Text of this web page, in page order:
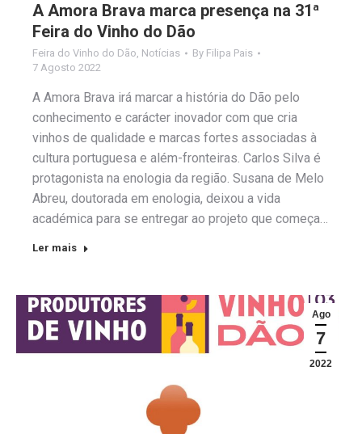
A Amora Brava marca presença na 31ª
Feira do Vinho do Dão
Feira do Vinho do Dão, Notícias By Filipa Pais
7 Agosto 2022
A Amora Brava irá marcar a história do Dão pelo
conhecimento e carácter inovador com que cria
vinhos de qualidade e marcas fortes associadas à
cultura portuguesa e além-fronteiras. Carlos Silva é
protagonista na enologia da região. Susana de Melo
Abreu, doutorada em enologia, deixou a vida
académica para se entregar ao projeto que começa…
Ler mais
Ago
7
2022